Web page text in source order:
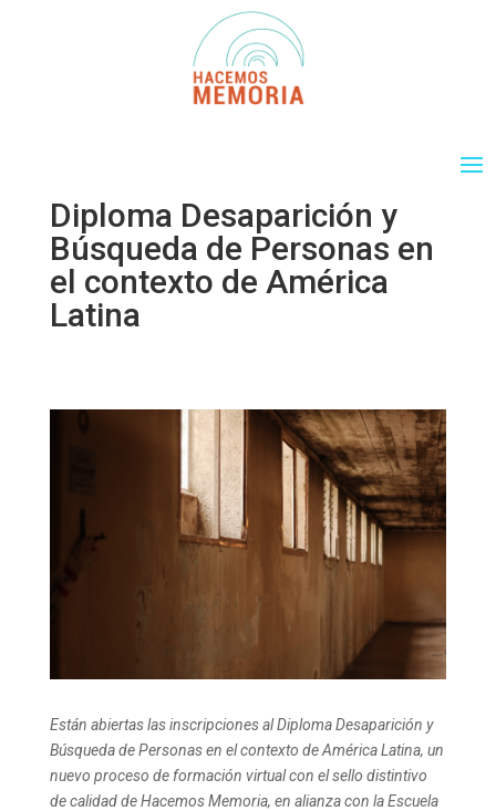
Diploma Desaparición y
Búsqueda de Personas en
el contexto de América
Latina
Están abiertas las inscripciones al Diploma Desaparición y
Búsqueda de Personas en el contexto de América Latina, un
nuevo proceso de formación virtual con el sello distintivo
de calidad de Hacemos Memoria, en alianza con la Escuela